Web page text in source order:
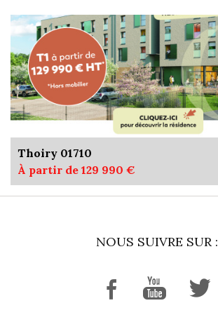
Thoiry 01710
À partir de 129 990 €
NOUS SUIVRE SUR :